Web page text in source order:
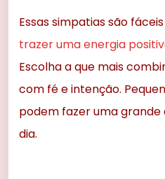
Essas simpatias são
trazer uma energia
Escolha a que mais
com fé e intenção.
podem fazer uma grande
dia.